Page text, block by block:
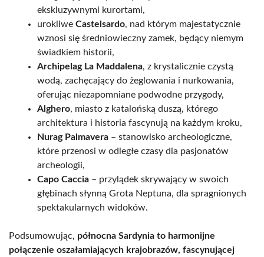
ekskluzywnymi kurortami,
urokliwe Castelsardo, nad którym majestatycznie
wznosi się średniowieczny zamek, będący niemym
świadkiem historii,
Archipelag La Maddalena, z krystalicznie czystą
wodą, zachęcający do żeglowania i nurkowania,
oferując niezapomniane podwodne przygody,
Alghero, miasto z katalońską duszą, którego
architektura i historia fascynują na każdym kroku,
Nurag Palmavera – stanowisko archeologiczne,
które przenosi w odległe czasy dla pasjonatów
archeologii,
Capo Caccia – przylądek skrywający w swoich
głębinach słynną Grota Neptuna, dla spragnionych
spektakularnych widoków.
Podsumowując, północna Sardynia to harmonijne
połączenie oszałamiających krajobrazów, fascynującej